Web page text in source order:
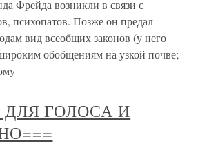
Фрейда возникли в связи с
психопатов. Позже он предал
вид всеобщих законов (у него
обобщениям на узкой почве;
ГОЛОСА И